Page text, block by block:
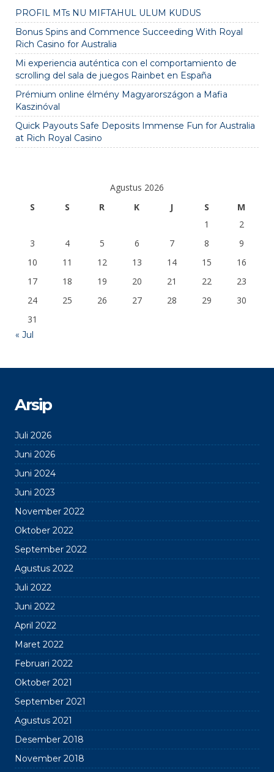
PROFIL MTs NU MIFTAHUL ULUM KUDUS
Bonus Spins and Commence Succeeding With Royal
Rich Casino for Australia
Mi experiencia auténtica con el comportamiento de
scrolling del sala de juegos Rainbet en España
Prémium online élmény Magyarországon a Mafia
Kaszinóval
Quick Payouts Safe Deposits Immense Fun for Australia
at Rich Royal Casino
Agustus 2026
S
S R K J S
M
1
2
3
4 5 6 7 8
9
10
11 12 13 14 15
16
17
18 19 20 21 22
23
24
25 26 27 28 29
30
31
« Jul
Arsip
Juli 2026
Juni 2026
Juni 2024
Juni 2023
November 2022
Oktober 2022
September 2022
Agustus 2022
Juli 2022
Juni 2022
April 2022
Maret 2022
Februari 2022
Oktober 2021
September 2021
Agustus 2021
Desember 2018
November 2018